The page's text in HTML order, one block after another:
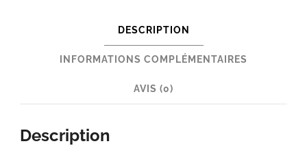
DESCRIPTION
INFORMATIONS COMPLÉMENTAIRES
AVIS (0)
Description